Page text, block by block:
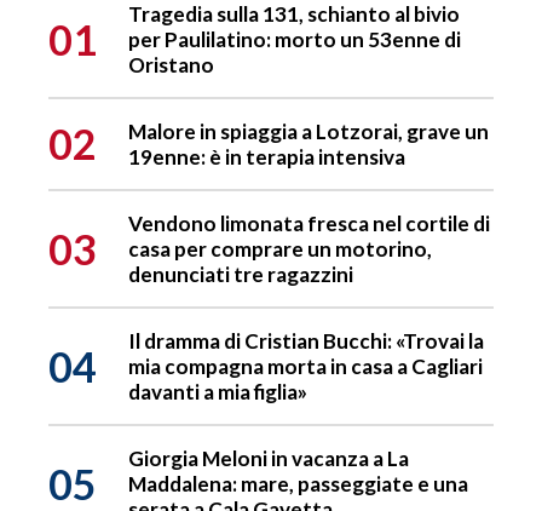
01
Tragedia sulla 131, schianto al bivio
per Paulilatino: morto un 53enne di
Oristano
02
Malore in spiaggia a Lotzorai, grave un
19enne: è in terapia intensiva
03
Vendono limonata fresca nel cortile di
casa per comprare un motorino,
denunciati tre ragazzini
04
Il dramma di Cristian Bucchi: «Trovai la
mia compagna morta in casa a Cagliari
davanti a mia figlia»
05
Giorgia Meloni in vacanza a La
Maddalena: mare, passeggiate e una